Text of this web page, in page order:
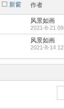
新窗 作者
风景如画
2021-8-21
风景如画
2021-8-14